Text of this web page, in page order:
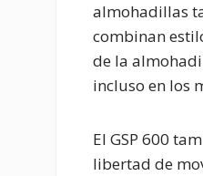
almohadillas
combinan
de la
incluso en los
El GSP 600
libertad de